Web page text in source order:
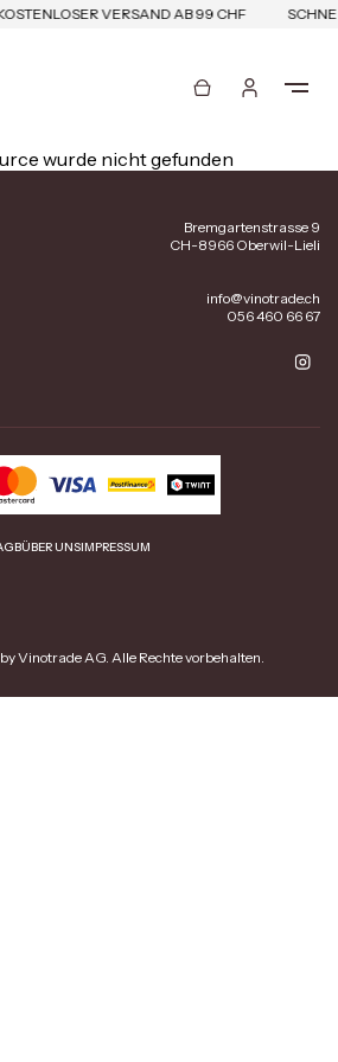
VERSAND AB 99 CHF
wurde nicht gefunden
Bremgartenstrasse 9
CH-8966 Oberwil-Lieli
info@vinotrade.ch
056 460 66 67
ÜBER UNSIMPRESSUM
Vinotrade AG. Alle Rechte vorbehalten.